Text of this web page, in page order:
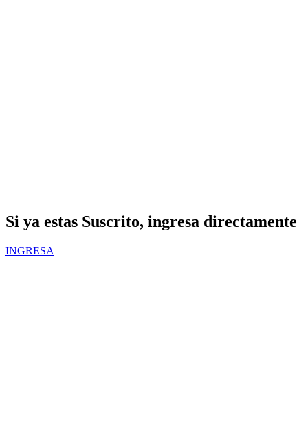
Si ya estas Suscrito, ingresa directamente
INGRESA